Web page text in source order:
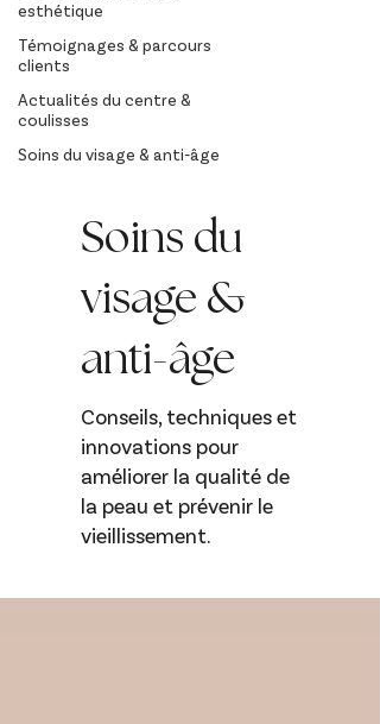
esthétique
Témoignages & parcours
clients
Actualités du centre &
coulisses
Soins du visage & anti-âge
Soins du
visage &
anti-âge
Conseils, techniques et
innovations pour
améliorer la qualité de
la peau et prévenir le
vieillissement.